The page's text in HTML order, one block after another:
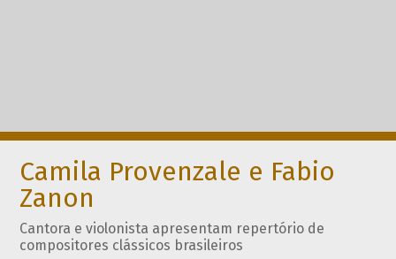
Camila Provenzale e Fabio
Zanon
Cantora e violonista apresentam repertório de
compositores clássicos brasileiros